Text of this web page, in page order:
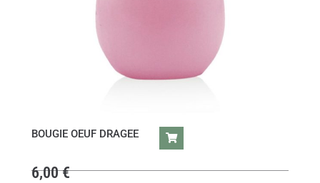
BOUGIE OEUF DRAGEE
6,00€